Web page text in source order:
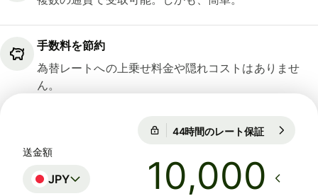
手数料を節約
為替レートへの上乗せ料金や隠れコストはありませ
ん。
44時間のレート保証
送金額
JPY